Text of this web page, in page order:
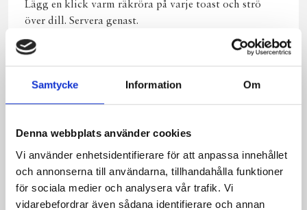
Samtycke Information Om
Denna webbplats använder cookies
Vi använder enhetsidentifierare för att anpassa innehållet
och annonserna till användarna, tillhandahålla funktioner
för sociala medier och analysera vår trafik. Vi
vidarebefordrar även sådana identifierare och annan
Lägg en klick varm räkröra på varje toast och strö
över dill. Servera genast.